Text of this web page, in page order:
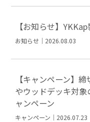
【お知らせ】
お知らせ｜2026.08.03
【キャンペーン】
やウッドデッキ対
ャンペーン
キャンペーン｜2026.07.23